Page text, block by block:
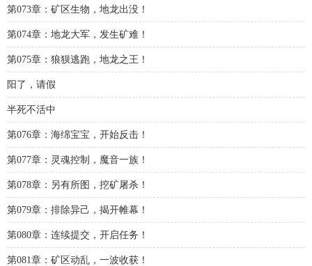
第073章：矿区生物，地龙出没！
第074章：地龙大军，发生矿难！
第075章：狼狈逃跑，地龙之王！
阳了，请假
半死不活中
第076章：海绵宝宝，开始反击！
第077章：灵魂控制，魔音一族！
第078章：另有所图，挖矿屠杀！
第079章：排除异己，揭开帷幕！
第080章：连续提交，开启任务！
第081章：矿区动乱，一波收获！